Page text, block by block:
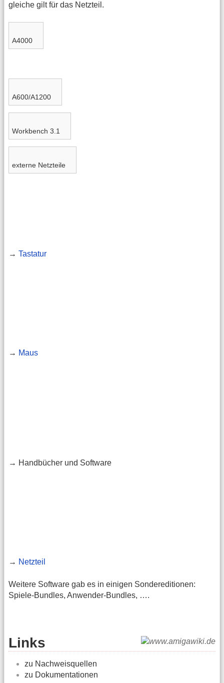
gleiche gilt für das Netzteil.
A4000
A600/A1200
Workbench 3.1
externe Netzteile
→ Tastatur
→ Maus
→ Handbücher und Software
→ Netzteil
Weitere Software gab es in einigen Sondereditionen:
Spiele-Bundles, Anwender-Bundles, ….
Links
zu Nachweisquellen
zu Dokumentationen